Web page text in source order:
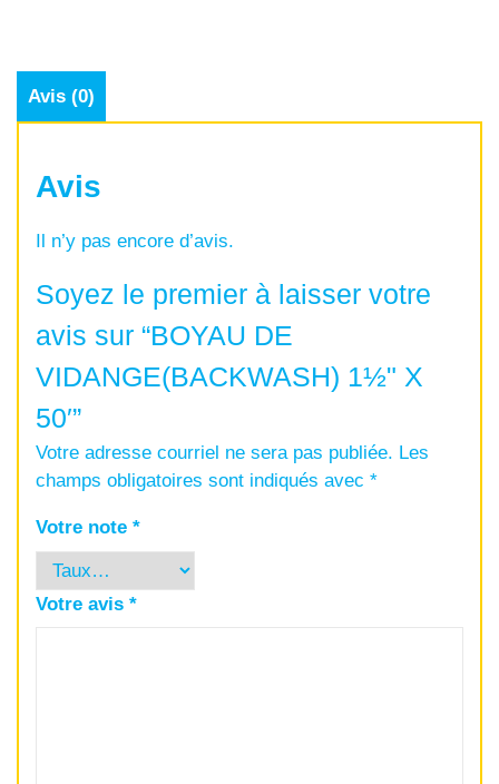
Avis (0)
Avis
Il n’y pas encore d’avis.
Soyez le premier à laisser votre
avis sur “BOYAU DE
VIDANGE(BACKWASH) 1½" X
50′”
Votre adresse courriel ne sera pas publiée. Les
champs obligatoires sont indiqués avec *
Votre note *
Votre avis *